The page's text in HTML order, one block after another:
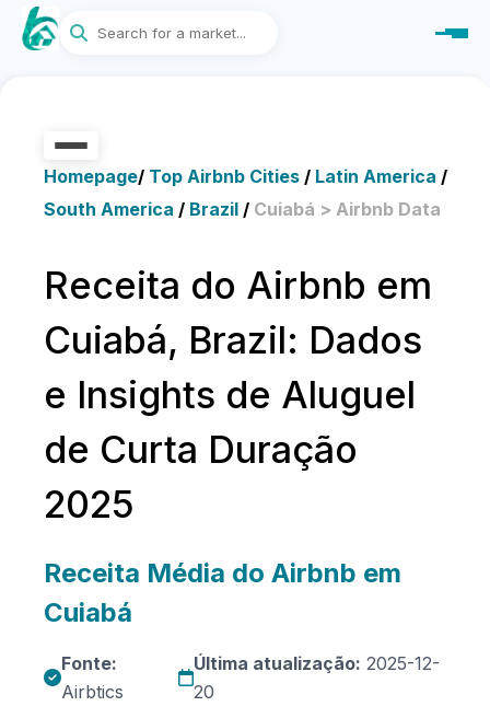
Homepage/ Top Airbnb Cities / Latin America /
South America / Brazil / Cuiabá > Airbnb Data
Receita do Airbnb em
Cuiabá, Brazil: Dados
e Insights de Aluguel
de Curta Duração
2025
Receita Média do Airbnb em
Cuiabá
Fonte:
Airbtics
Última atualização: 2025-12-
20